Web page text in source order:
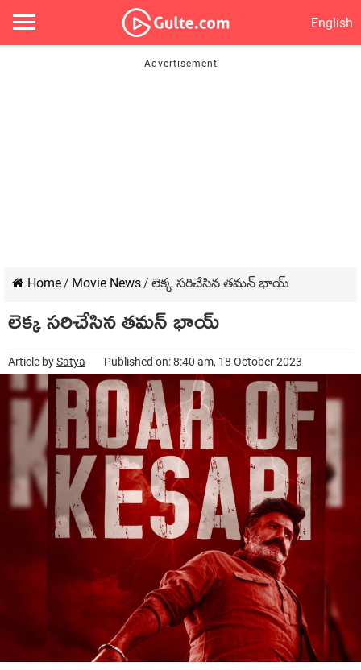
English
Home/ Movie News/ లెక్క సరిచేసిన తమన్ భాయ్
లెక్క సరిచేసిన తమన్ భాయ్
Article bySatya Published on: 8:40 am, 18 October 2023